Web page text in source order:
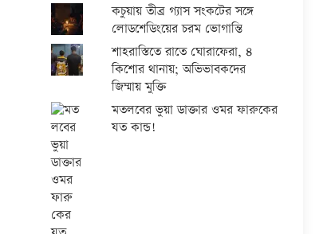
কচুয়ায় তীব্র গ্যাস সংকটের সঙ্গে
লোডশেডিংয়ের চরম ভোগান্তি
শাহরাস্তিতে রাতে ঘোরাফেরা, ৪
কিশোর থানায়; অভিভাবকদের
জিম্মায় মুক্তি
মতলবের ভুয়া ডাক্তার ওমর ফারুকের
যত কান্ড!